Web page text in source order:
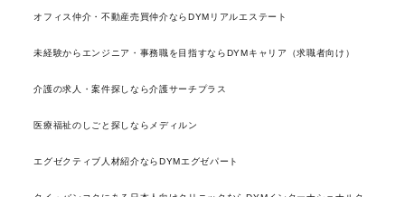
オフィス仲介・不動産売買仲介ならDYMリアルエステート
未経験からエンジニア・事務職を目指すならDYMキャリア（求職者向け）
介護の求人・案件探しなら介護サーチプラス
医療福祉のしごと探しならメディルン
エグゼクティブ人材紹介ならDYMエグゼパート